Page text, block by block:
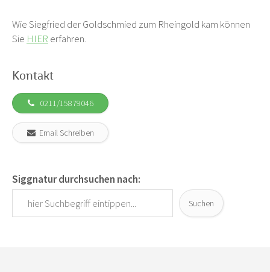
Wie Siegfried der Goldschmied zum Rheingold kam können
Sie HIER erfahren.
Kontakt
0211/15879046
Email Schreiben
Siggnatur durchsuchen nach:
Suchen